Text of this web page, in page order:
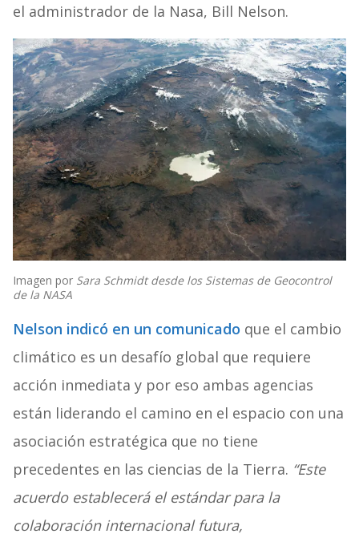
el administrador de la Nasa, Bill Nelson.
Imagen por Sara Schmidt desde los Sistemas de Geocontrol
de la NASA
Nelson indicó en un comunicado que el cambio
climático es un desafío global que requiere
acción inmediata y por eso ambas agencias
están liderando el camino en el espacio con una
asociación estratégica que no tiene
precedentes en las ciencias de la Tierra. “Este
acuerdo establecerá el estándar para la
colaboración internacional futura,